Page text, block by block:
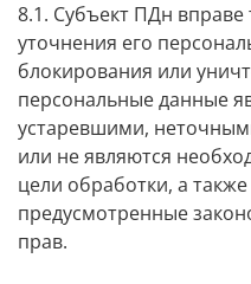
8.1. Субъект ПДн
уточнения его
блокирования или
персональные данные
устаревшими,
или не являются
цели обработки, а
предусмотренные
прав.